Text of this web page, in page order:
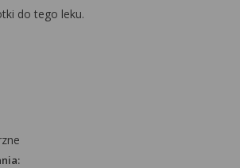
do tego leku.